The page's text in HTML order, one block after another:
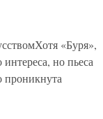
«Буря»,
но пьеса
проникнута